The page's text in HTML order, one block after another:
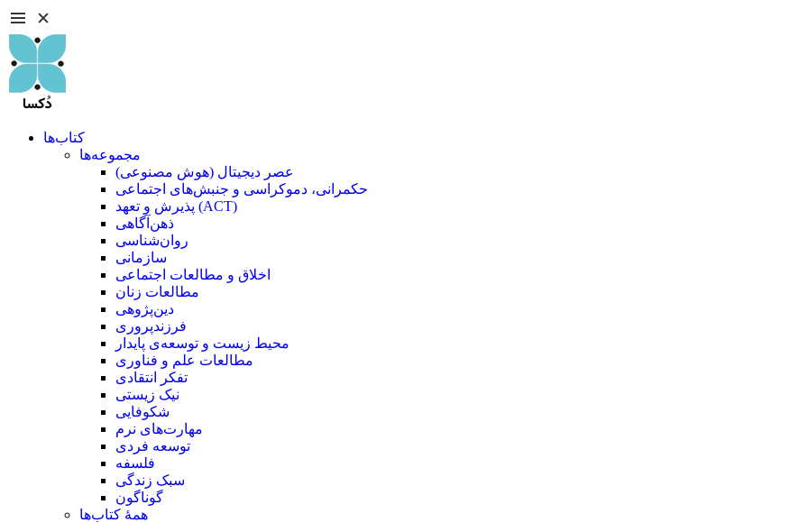
کتاب‌ها
مجموعه‌ها
عصر دیجیتال (هوش مصنوعی)
حکمرانی، دموکراسی و جنبش‌های اجتماعی
پذیرش و تعهد (ACT)
ذهن‌آگاهی
روان‌شناسی
سازمانی
اخلاق و مطالعات اجتماعی
مطالعات زنان
دین‌پژوهی
فرزند‌پروری
محیط زیست و توسعه‌ی پایدار
مطالعات علم و فناوری
تفکر انتقادی
نیک زیستی
شکوفایی
مهارت‌های نرم
توسعه فردی
فلسفه
سبک زندگی
گوناگون
همۀ کتاب‌ها